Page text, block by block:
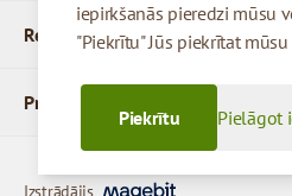
iepirkšanās pieredzi mūsu
"Piekrītu" Jūs piekrītat mūsu
Pielāgot
Piekrītu
Rekvizīti
Produkti
Izstrādājis